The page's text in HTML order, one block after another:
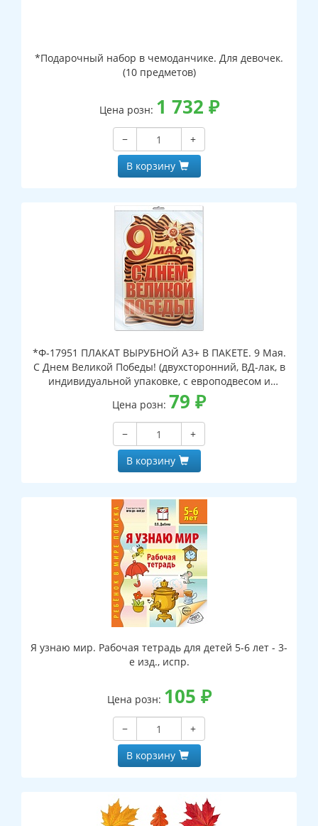
*Подарочный набор в чемоданчике. Для девочек.
(10 предметов)
Цена розн: 1 732 ₽
−
+
В корзину
*Ф-17951 ПЛАКАТ ВЫРУБНОЙ А3+ В ПАКЕТЕ. 9 Мая.
С Днем Великой Победы! (двухсторонний, ВД-лак, в
индивидуальной упаковке, с европодвесом и
клеевым клапаном)
Цена розн: 79 ₽
−
+
В корзину
Я узнаю мир. Рабочая тетрадь для детей 5-6 лет - 3-
е изд., испр.
Цена розн: 105 ₽
−
+
В корзину